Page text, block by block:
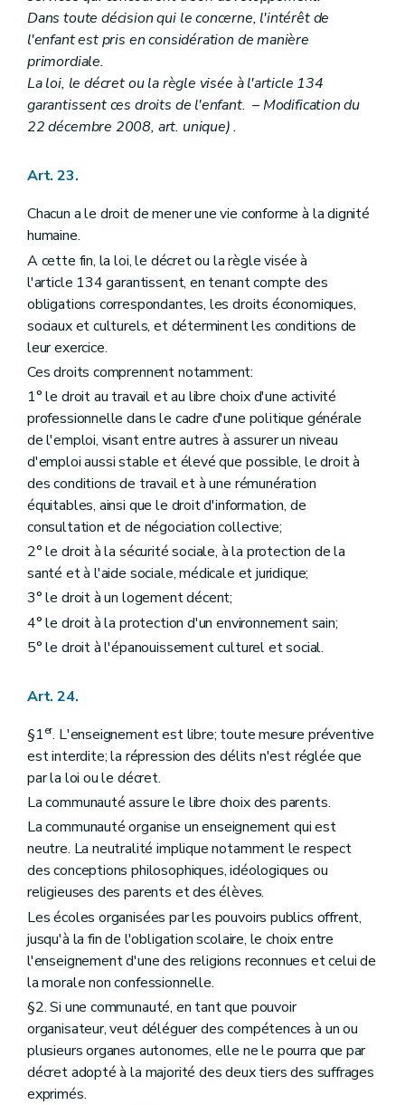
Dans toute décision qui le concerne, l'intérêt de
l'enfant est pris en considération de manière
primordiale.
La loi, le décret ou la règle visée à l'article 134
garantissent ces droits de l'enfant. – Modification du
22 décembre 2008, art. unique) .
Art. 23.
Chacun a le droit de mener une vie conforme à la dignité
humaine.
A cette fin, la loi, le décret ou la règle visée à
l'article 134 garantissent, en tenant compte des
obligations correspondantes, les droits économiques,
sociaux et culturels, et déterminent les conditions de
leur exercice.
Ces droits comprennent notamment:
1° le droit au travail et au libre choix d'une activité
professionnelle dans le cadre d'une politique générale
de l'emploi, visant entre autres à assurer un niveau
d'emploi aussi stable et élevé que possible, le droit à
des conditions de travail et à une rémunération
équitables, ainsi que le droit d'information, de
consultation et de négociation collective;
2° le droit à la sécurité sociale, à la protection de la
santé et à l'aide sociale, médicale et juridique;
3° le droit à un logement décent;
4° le droit à la protection d'un environnement sain;
5° le droit à l'épanouissement culturel et social.
Art. 24.
§1er. L'enseignement est libre; toute mesure préventive
est interdite; la répression des délits n'est réglée que
par la loi ou le décret.
La communauté assure le libre choix des parents.
La communauté organise un enseignement qui est
neutre. La neutralité implique notamment le respect
des conceptions philosophiques, idéologiques ou
religieuses des parents et des élèves.
Les écoles organisées par les pouvoirs publics offrent,
jusqu'à la fin de l'obligation scolaire, le choix entre
l'enseignement d'une des religions reconnues et celui de
la morale non confessionnelle.
§2. Si une communauté, en tant que pouvoir
organisateur, veut déléguer des compétences à un ou
plusieurs organes autonomes, elle ne le pourra que par
décret adopté à la majorité des deux tiers des suffrages
exprimés.